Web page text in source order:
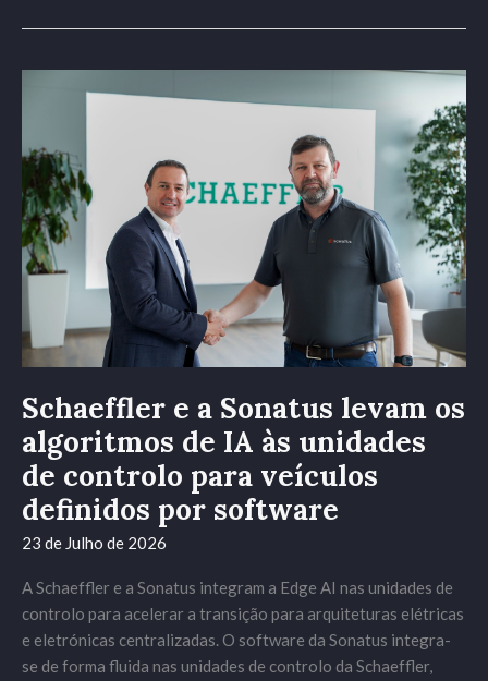
Schaeffler e a Sonatus levam os
algoritmos de IA às unidades
de controlo para veículos
definidos por software
23 de Julho de 2026
A Schaeffler e a Sonatus integram a Edge AI nas unidades de
controlo para acelerar a transição para arquiteturas elétricas
e eletrónicas centralizadas. O software da Sonatus integra-
se de forma fluida nas unidades de controlo da Schaeffler,
Sonatus
levam
os
algoritmos
de
às
unidades
de
controlo
para
veículos
definidos
por